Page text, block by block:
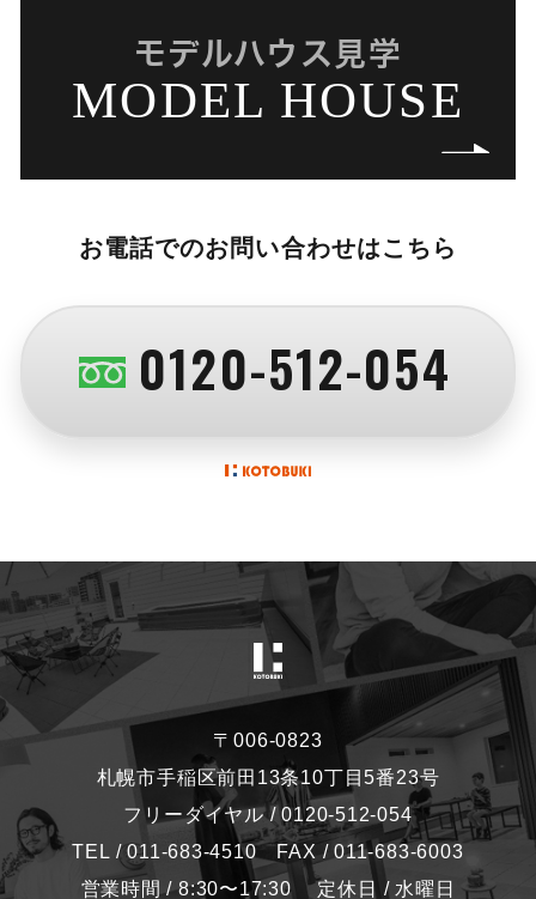
モデルハウス見学
MODEL HOUSE
お電話でのお問い合わせはこちら
0120-512-054
〒006-0823
札幌市手稲区前田13条10丁目5番23号
フリーダイヤル / 0120-512-054
TEL / 011-683-4510 FAX / 011-683-6003
営業時間 / 8:30〜17:30 定休日 / 水曜日